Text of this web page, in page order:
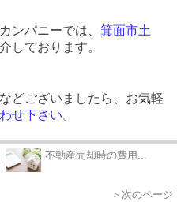
ンパニーでは、 箕面市土
しております。
どございましたら、お気軽
せ下さい。
不動産売却時の費用...
＞次のページ